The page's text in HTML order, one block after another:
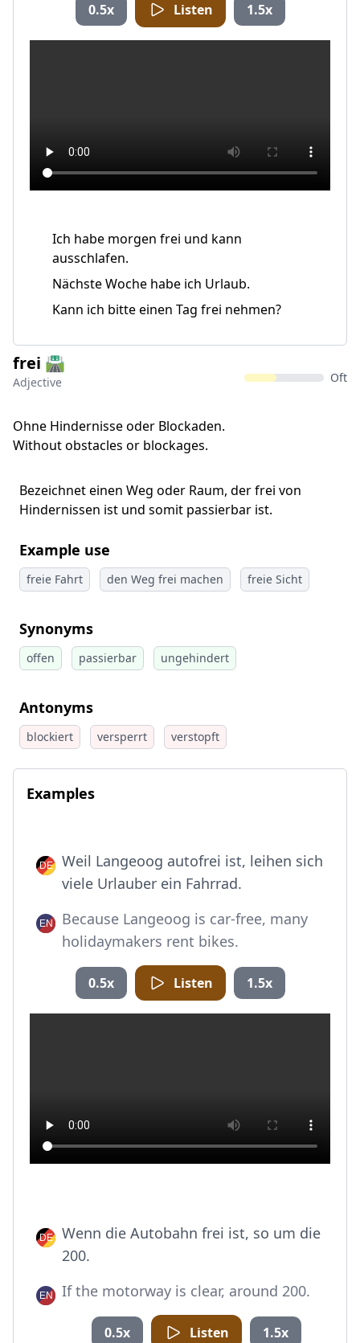
0.5x Listen 1.5x
Ich habe morgen frei und kann
ausschlafen.
Nächste Woche habe ich Urlaub.
Kann ich bitte einen Tag frei nehmen?
frei 🛣️
Adjective Oft
Ohne Hindernisse oder Blockaden.
Without obstacles or blockages.
Bezeichnet einen Weg oder Raum, der frei von
Hindernissen ist und somit passierbar ist.
Example use
freie Fahrt den Weg frei machen freie Sicht
Synonyms
offen passierbar ungehindert
Antonyms
blockiert versperrt verstopft
Examples
Weil Langeoog autofrei ist, leihen sich
viele Urlauber ein Fahrrad.
Because Langeoog is car-free, many
holidaymakers rent bikes.
0.5x Listen 1.5x
Wenn die Autobahn frei ist, so um die
200.
If the motorway is clear, around 200.
0.5x Listen 1.5x